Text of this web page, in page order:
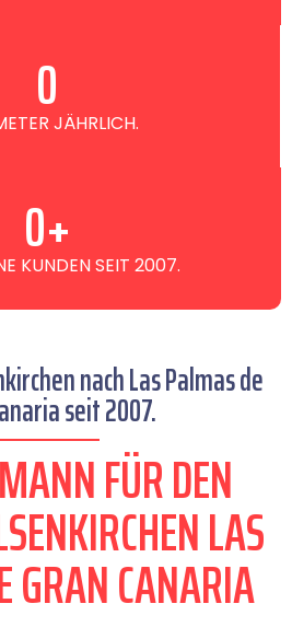
JÄHRLICH.
0
KUNDEN SEIT 2007.
0+
nach Las Palmas de
seit 2007.
FÜR DEN
LAS
GRAN CANARIA